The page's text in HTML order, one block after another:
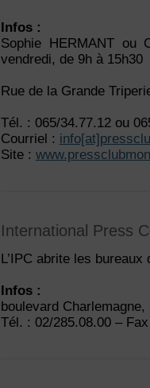
Infos :
Sophie HERMANT
vendredi, de 9h à 15h30
Rue de la Grande
Tél. : 065/34.77.12 ou
Courriel :
Site :
International Press
L’IPC abrite les
Infos :
boulevard
Tél. : 02/285.08.00 –